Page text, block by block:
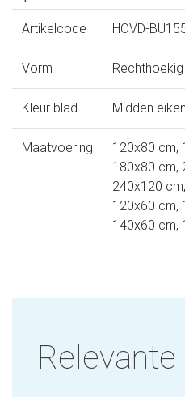
Artikelcode HOVD-
Vorm Rechthoekig
Kleur blad Midden eiken
Maatvoering
120x80 cm,
180x80 cm,
240x120
120x60 cm,
140x60 cm,